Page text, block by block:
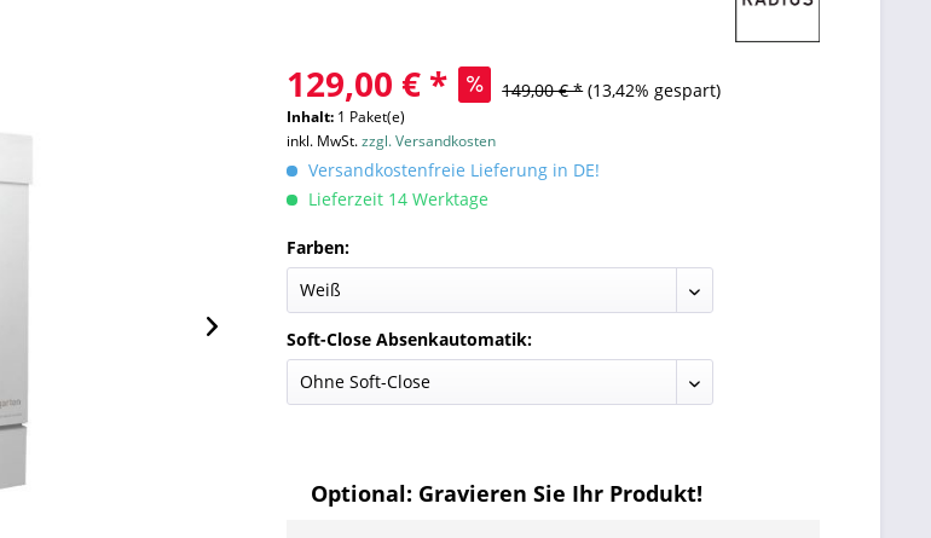
129,00 € * 149,00 € * (13,42% gespart)
Inhalt: 1 Paket(e)
inkl. MwSt.zzgl. Versandkosten
Versandkostenfreie Lieferung in DE!
Lieferzeit 14 Werktage
Farben:
Soft-Close Absenkautomatik:
Optional: Gravieren Sie Ihr Produkt!